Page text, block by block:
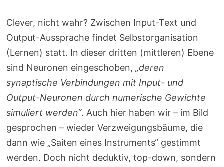
Clever, nicht wahr? Zwischen Input-Text und
Output-Aussprache findet Selbstorganisation
(Lernen) statt. In dieser dritten (mittleren) Ebene
sind Neuronen eingeschoben,„deren
synaptische Verbindungen mit Input- und
Output-Neuronen durch numerische Gewichte
simuliert werden“. Auch hier haben wir – im Bild
gesprochen – wieder Verzweigungsbäume, die
dann wie „Saiten eines Instruments“ gestimmt
werden. Doch nicht deduktiv, top-down, sondern